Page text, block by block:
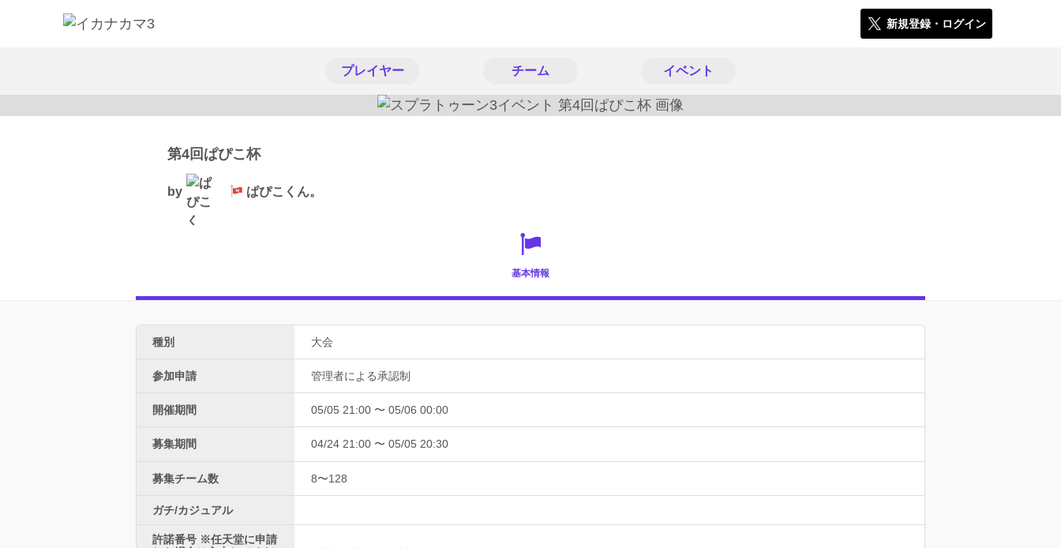
新規登録・ログイン
プレイヤー チーム イベント
第4回ぱぴこ杯
by ぱぴこくん。
基本情報
種別 大会
参加申請 管理者による承認制
開催期間 05/05 21:00 〜 05/06 00:00
募集期間 04/24 21:00 〜 05/05 20:30
募集チーム数 8〜128
ガチ/カジュアル
許諾番号 ※任天堂に申請